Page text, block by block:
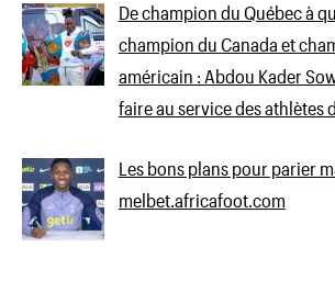
De champion du Québec à
champion du Canada et
américain : Abdou Kader
faire au service des athlètes
Les bons plans pour parier
melbet.africafoot.com